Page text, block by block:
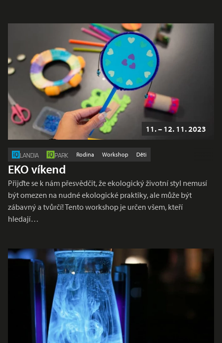
11. – 12. 11. 2023
LANDIA PARK Rodina Workshop Děti
EKO víkend
Přijďte se k nám přesvědčit, že ekologický životní styl nemusí
být omezen na nudné ekologické praktiky, ale může být
zábavný a tvůrčí! Tento workshop je určen všem, kteří
hledají…